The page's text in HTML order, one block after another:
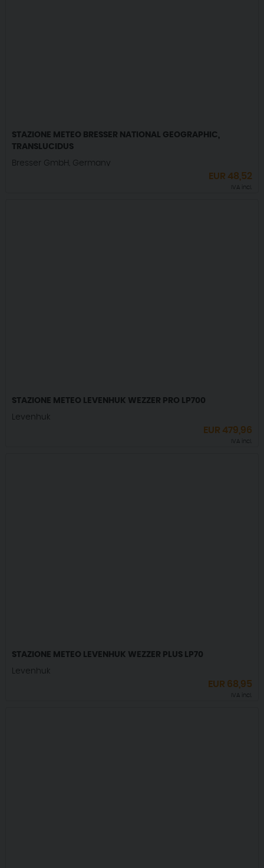
STAZIONE METEO BRESSER NATIONAL GEOGRAPHIC,
TRANSLUCIDUS
Bresser GmbH, Germany
EUR 48,52
IVA incl.
STAZIONE METEO LEVENHUK WEZZER PRO LP700
Levenhuk
EUR 479,96
IVA incl.
STAZIONE METEO LEVENHUK WEZZER PLUS LP70
Levenhuk
EUR 68,95
IVA incl.